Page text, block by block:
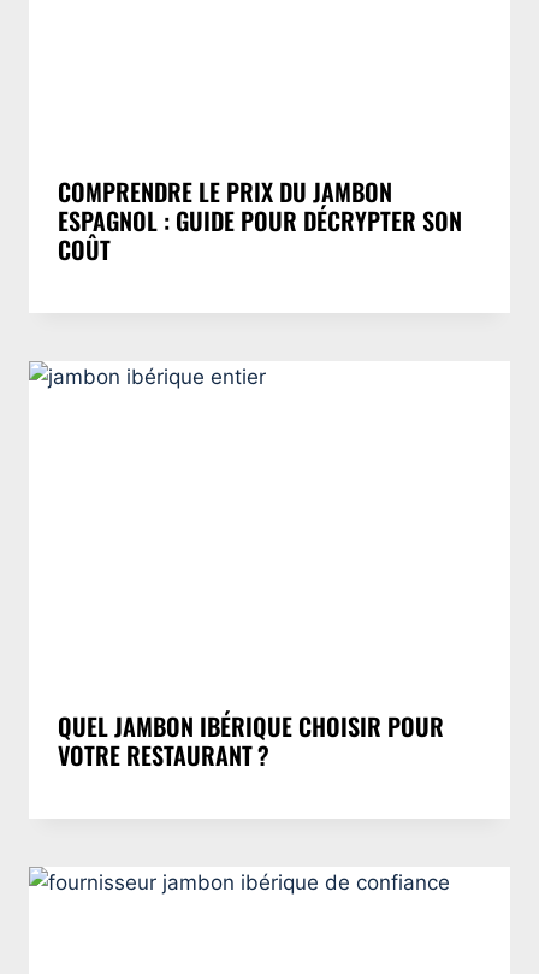
COMPRENDRE LE PRIX DU JAMBON
ESPAGNOL : GUIDE POUR DÉCRYPTER SON
COÛT
QUEL JAMBON IBÉRIQUE CHOISIR POUR
VOTRE RESTAURANT ?